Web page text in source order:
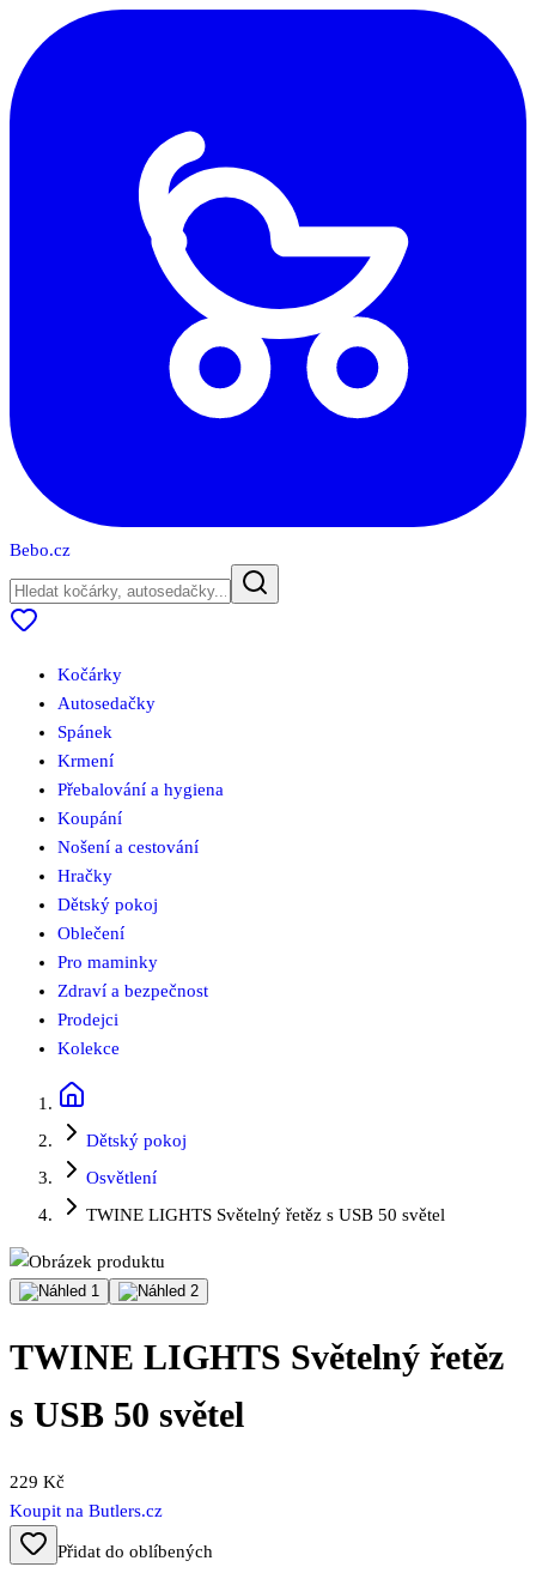
Bebo.cz
Kočárky
Autosedačky
Spánek
Krmení
Přebalování a hygiena
Koupání
Nošení a cestování
Hračky
Dětský pokoj
Oblečení
Pro maminky
Zdraví a bezpečnost
Prodejci
Kolekce
Dětský pokoj
Osvětlení
TWINE LIGHTS Světelný řetěz s USB 50 světel
TWINE LIGHTS Světelný řetěz
s USB 50 světel
229 Kč
Koupit na Butlers.cz
Přidat do oblíbených